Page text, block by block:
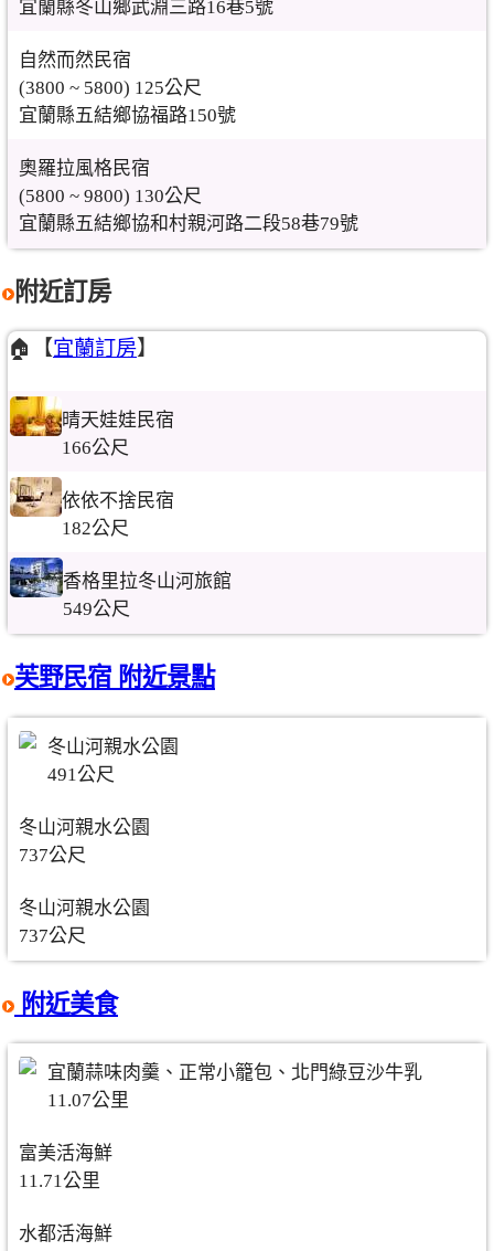
宜蘭縣冬山鄉武淵三路16巷5號
自然而然民宿
(3800 ~ 5800) 125公尺
宜蘭縣五結鄉協福路150號
奧羅拉風格民宿
(5800 ~ 9800) 130公尺
宜蘭縣五結鄉協和村親河路二段58巷79號
附近訂房
🏠【宜蘭訂房】
晴天娃娃民宿
166公尺
依依不捨民宿
182公尺
香格里拉冬山河旅館
549公尺
芙野民宿 附近景點
冬山河親水公園
491公尺
冬山河親水公園
737公尺
冬山河親水公園
737公尺
附近美食
宜蘭蒜味肉羹、正常小籠包、北門綠豆沙牛乳
11.07公里
富美活海鮮
11.71公里
水都活海鮮